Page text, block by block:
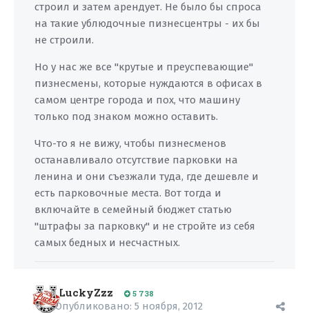
строил и затем арендует. Не было бы спроса
на такие ублюдочные пизнесцентры - их бы
не строили.
Но у нас же все "крутые и преуспевающие"
пизнесмены, которые нуждаются в офисах в
самом центре города и пох, что машину
только под знаком можно оставить.
Что-то я не вижу, чтобы пизнесменов
останавливало отсутствие парковки на
ленина и они съезжали туда, где дешевле и
есть парковочные места. Вот тогда и
включайте в семейный бюджет статью
"штрафы за парковку" и не стройте из себя
самых бедных и несчастных.
LuckyZzz 5 738
Опубликовано: 5 ноября, 2012